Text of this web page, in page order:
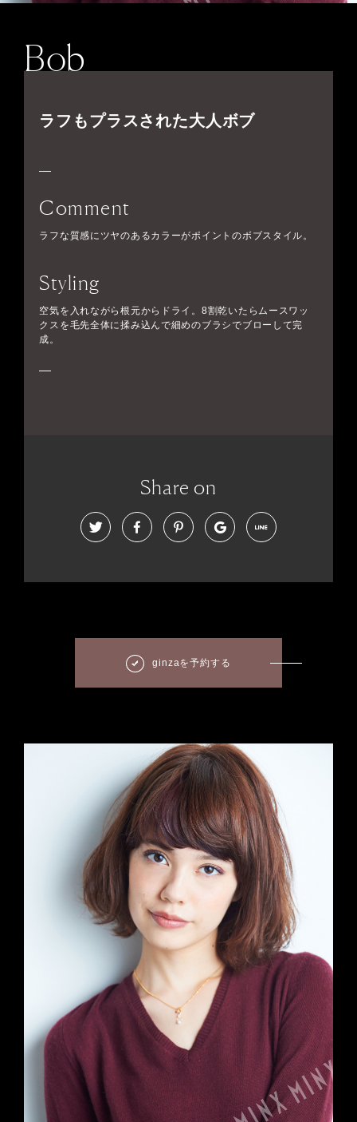
Bob
ラフもプラスされた大人ボブ
Comment
ラフな質感にツヤのあるカラーがポイントのボブスタイル。
Styling
空気を入れながら根元からドライ。8割乾いたらムースワッ
クスを毛先全体に揉み込んで細めのブラシでブローして完
成。
Share on
ginzaを予約する